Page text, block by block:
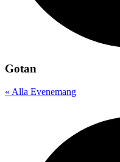
Gotan
« Alla Evenemang